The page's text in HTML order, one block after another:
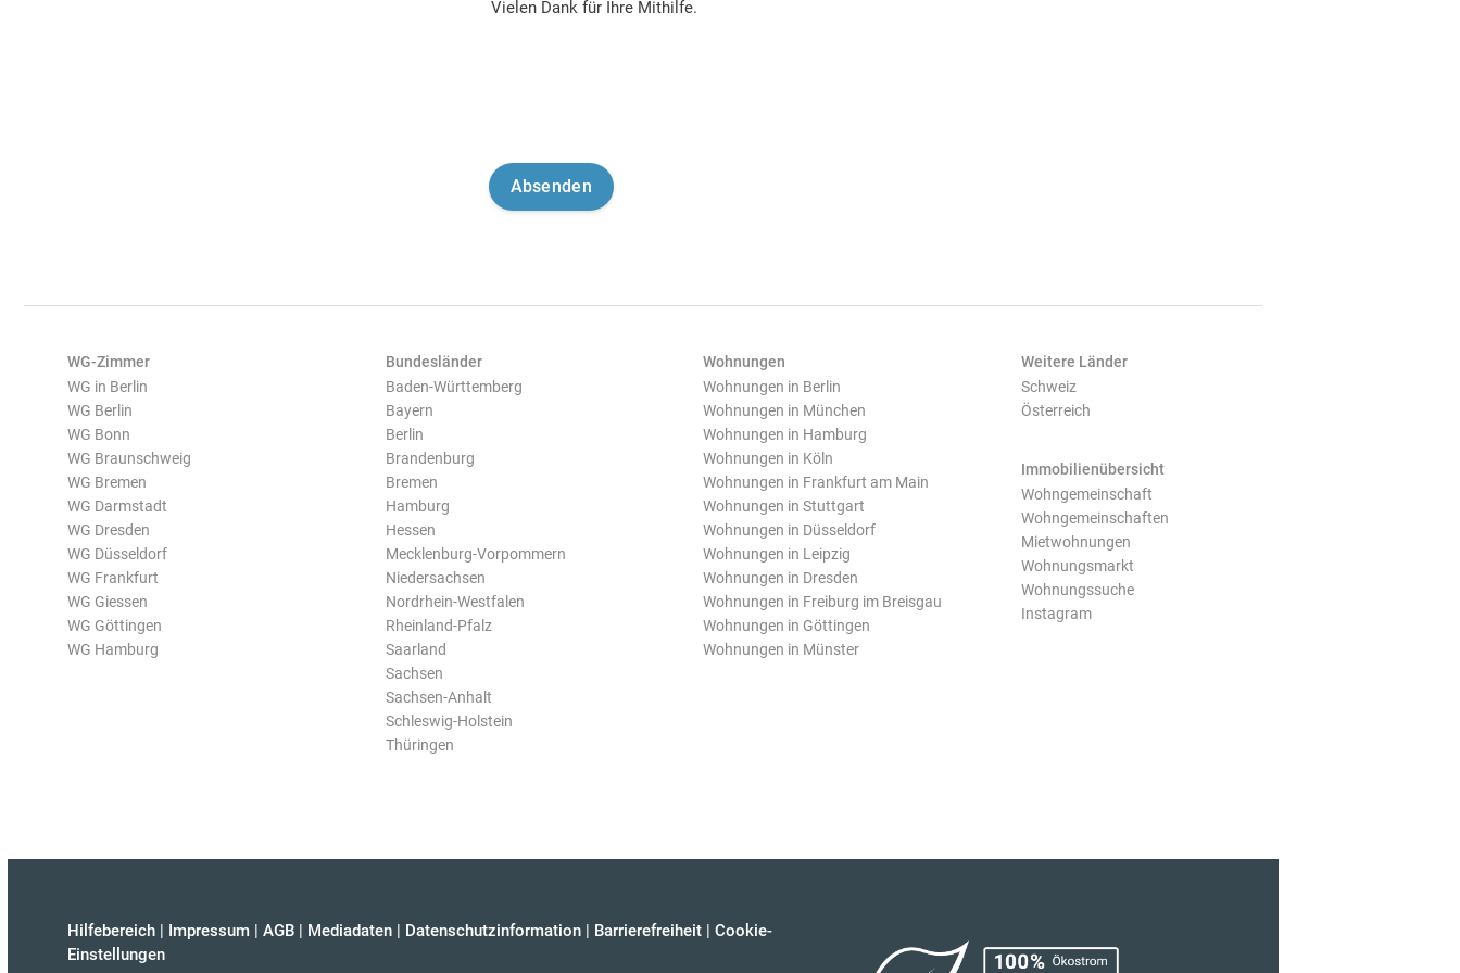
Vielen Dank für Ihre Mithilfe.
WG-Zimmer
WG in Berlin
WG Berlin
WG Bonn
WG Braunschweig
WG Bremen
WG Darmstadt
WG Dresden
WG Düsseldorf
WG Frankfurt
WG Giessen
WG Göttingen
WG Hamburg
Bundesländer
Baden-Württemberg
Bayern
Berlin
Brandenburg
Bremen
Hamburg
Hessen
Mecklenburg-Vorpommern
Niedersachsen
Nordrhein-Westfalen
Rheinland-Pfalz
Saarland
Sachsen
Sachsen-Anhalt
Schleswig-Holstein
Thüringen
Wohnungen
Wohnungen in Berlin
Wohnungen in München
Wohnungen in Hamburg
Wohnungen in Köln
Wohnungen in Frankfurt am Main
Wohnungen in Stuttgart
Wohnungen in Düsseldorf
Wohnungen in Leipzig
Wohnungen in Dresden
Wohnungen in Freiburg im Breisgau
Wohnungen in Göttingen
Wohnungen in Münster
Weitere Länder
Schweiz
Österreich
Immobilienübersicht
Wohngemeinschaft
Wohngemeinschaften
Mietwohnungen
Wohnungsmarkt
Wohnungssuche
Instagram
Hilfebereich | Impressum | AGB | Mediadaten | Datenschutzinformation | Barrierefreiheit | Cookie-
Einstellungen